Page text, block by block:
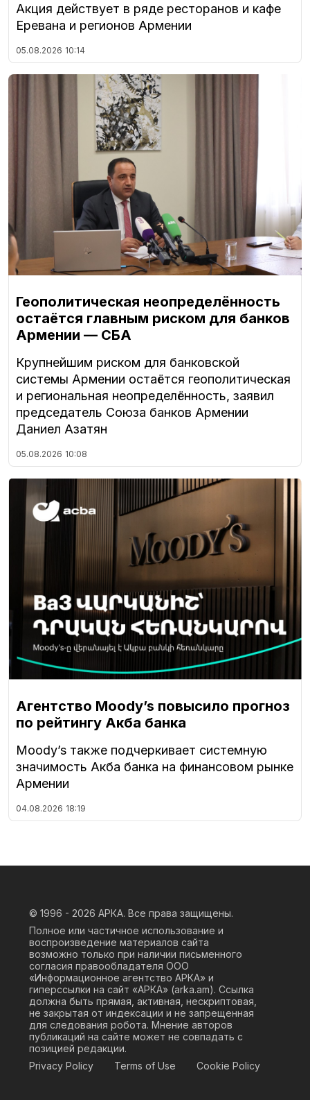
Акция действует в ряде ресторанов и кафе
Еревана и регионов Армении
05.08.2026 10:14
Геополитическая неопределённость
остаётся главным риском для банков
Армении — СБА
Крупнейшим риском для банковской
системы Армении остаётся геополитическая
и региональная неопределённость, заявил
председатель Союза банков Армении
Даниел Азатян
05.08.2026 10:08
Агентство Moody’s повысило прогноз
по рейтингу Акба банка
Moody’s также подчеркивает системную
значимость Акба банка на финансовом рынке
Армении
04.08.2026 18:19
© 1996 - 2026 АРКА. Все права защищены.
Полное или частичное использование и
воспроизведение материалов сайта
возможно только при наличии письменного
согласия правообладателя ООО
«Информационное агентство АРКА» и
гиперссылки на сайт «АРКА» (arka.am). Ссылка
должна быть прямая, активная, нескриптовая,
не закрытая от индексации и не запрещенная
для следования робота. Мнение авторов
публикаций на сайте может не совпадать с
позицией редакции.
Privacy Policy
Terms of Use Cookie Policy